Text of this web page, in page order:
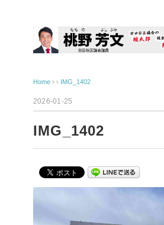
Home › › IMG_1402
2026-01-25
IMG_1402